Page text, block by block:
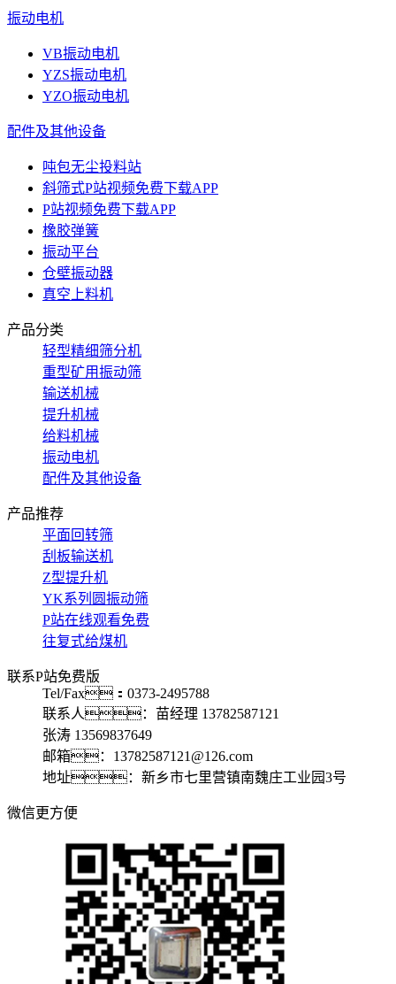
振动电机
VB振动电机
YZS振动电机
YZO振动电机
配件及其他设备
吨包无尘投料站
斜筛式P站视频免费下载APP
P站视频免费下载APP
橡胶弹簧
振动平台
仓壁振动器
真空上料机
产品分类
轻型精细筛分机
重型矿用振动筛
输送机械
提升机械
给料机械
振动电机
配件及其他设备
产品推荐
平面回转筛
刮板输送机
Z型提升机
YK系列圆振动筛
P站在线观看免费
往复式给煤机
联系P站免费版
Tel/Fax：0373-2495788
联系人：苗经理 13782587121
张涛 13569837649
邮箱：13782587121@126.com
地址：新乡市七里营镇南魏庄工业园3号
微信更方便